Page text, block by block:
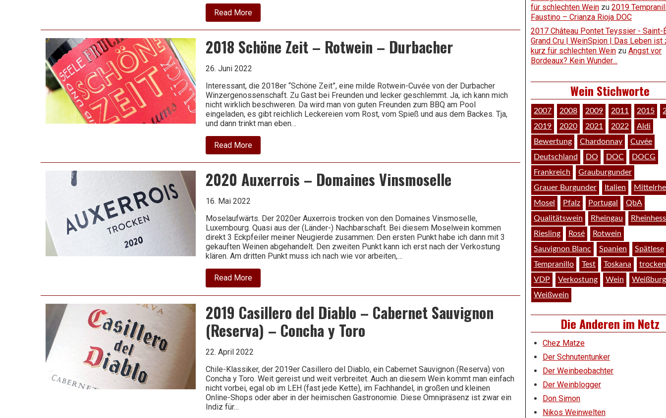
Read Moreabout
2021
Grauburgunder
Thomas
Anders
2018 Schöne Zeit – Rotwein – Durbacher
26. Juni 2022
Interessant, die 2018er “Schöne Zeit”, eine milde Rotwein-Cuvée von der Durbacher
Winzergenossenschaft. Zu Gast bei Freunden und lecker geschlemmt. Ja, ich kann mich
nicht wirklich beschweren. Da wird man von guten Freunden zum BBQ am Pool
eingeladen, es gibt reichlich Leckereien vom Rost, vom Spieß und aus dem Backes. Tja,
und dann trinkt man eben…
Read Moreabout
2018
Schöne
–
Rotwein
2020 Auxerrois – Domaines Vinsmoselle
16. Mai 2022
Moselaufwärts. Der 2020er Auxerrois trocken von den Domaines Vinsmoselle,
Luxembourg. Quasi aus der (Länder-) Nachbarschaft. Bei diesem Moselwein kommen
direkt 3 Eckpfeiler meiner Neugierde zusammen: Den ersten Punkt habe ich dann mit 3
gekauften Weinen abgehandelt. Den zweiten Punkt kann ich erst nach der Verkostung
klären. Am dritten Punkt muss ich nach wie vor arbeiten,…
Read Moreabout
2020
Auxerrois
Domaines
Vinsmoselle
2019 Casillero del Diablo – Cabernet Sauvignon
(Reserva) – Concha y Toro
22. April 2022
Chile-Klassiker, der 2019er Casillero del Diablo, ein Cabernet Sauvignon (Reserva) von
Concha y Toro. Weit gereist und weit verbreitet. Auch an diesem Wein kommt man einfach
nicht vorbei, egal ob im LEH (fast jede Kette), im Fachhandel, in großen und kleinen
Online-Shops oder aber in der heimischen Gastronomie. Diese Omnipräsenz ist zwar ein
Indiz für…
für schlechten Wein zu 2019
Faustino – Crianza Rioja DOC
2017 Château Pontet Teyssier - Saint-
Grand Cru | WeinSpion | Das Leben ist
kurz für schlechten Wein zu Angst vor
Bordeaux? Kein Wunder…
Wein Stichworte
2007 2008 2009 2011 2015
2019
2020 2021 2022
Aldi
Bewertung
Chardonnay
Cuvée
Deutschland
DO DOC
DOCG
Frankreich
Grauburgunder
Grauer Burgunder
Italien
Mosel
Pfalz Portugal
QbA
Qualitätswein
Rheingau
Riesling
Rosé
Rotwein
Sauvignon Blanc
Spanien
Spätlese
Tempranillo
Test Toskana
trocken
VDP
Verkostung Wein
Weißwein
Die Anderen im Netz
Chez Matze
Der Schnutentunker
Der Weinbeobachter
Der Weinblogger
Don Simon
Nikos Weinwelten